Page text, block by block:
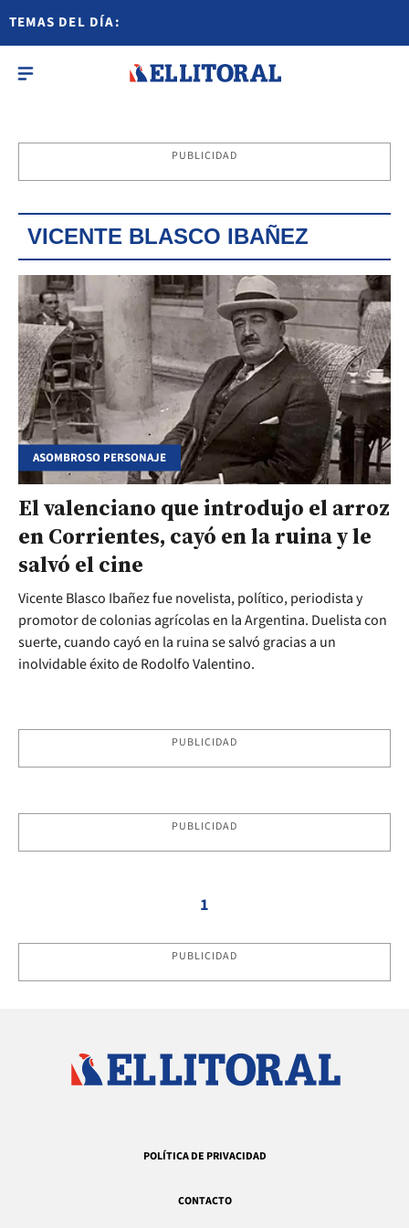
TEMAS DEL DÍA:
PUBLICIDAD
VICENTE BLASCO IBAÑEZ
ASOMBROSO PERSONAJE
El valenciano que introdujo el arroz
en Corrientes, cayó en la ruina y le
salvó el cine
Vicente Blasco Ibañez fue novelista, político, periodista y
promotor de colonias agrícolas en la Argentina. Duelista con
suerte, cuando cayó en la ruina se salvó gracias a un
inolvidable éxito de Rodolfo Valentino.
PUBLICIDAD
PUBLICIDAD
1
PUBLICIDAD
POLÍTICA DE PRIVACIDAD
CONTACTO